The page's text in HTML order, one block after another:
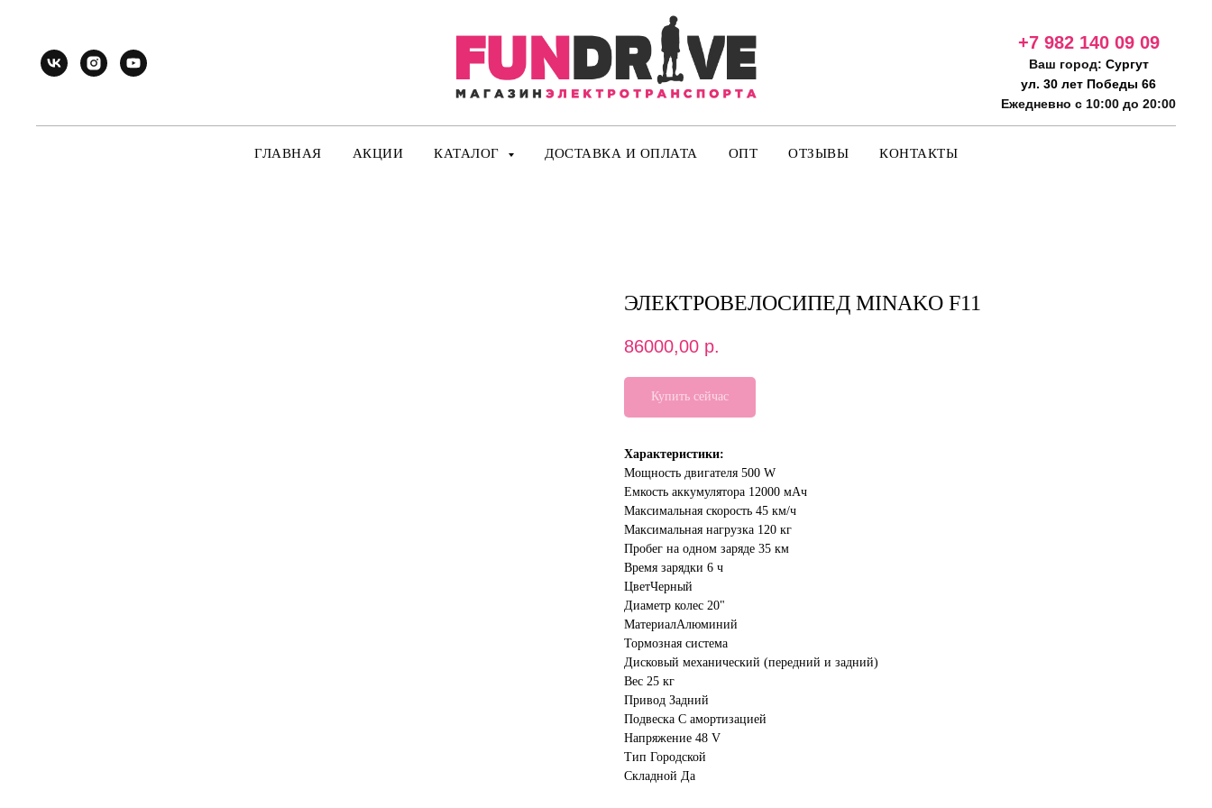
+7 982 140 09 09
Ваш город: Сургут
ул. 30 лет Победы 66
Ежедневно с 10:00 до 20:00
ГЛАВНАЯ АКЦИИ КАТАЛОГ ДОСТАВКА И ОПЛАТА ОПТ ОТЗЫВЫ КОНТАКТЫ
ЭЛЕКТРОВЕЛОСИПЕД MINAKO F11
86000,00 р.
Купить сейчас
Характеристики:
Мощность двигателя 500 W
Емкость аккумулятора 12000 мАч
Максимальная скорость 45 км/ч
Максимальная нагрузка 120 кг
Пробег на одном заряде 35 км
Время зарядки 6 ч
ЦветЧерный
Диаметр колес 20"
МатериалАлюминий
Тормозная система
Дисковый механический (передний и задний)
Вес 25 кг
Привод Задний
Подвеска С амортизацией
Напряжение 48 V
Тип Городской
Складной Да